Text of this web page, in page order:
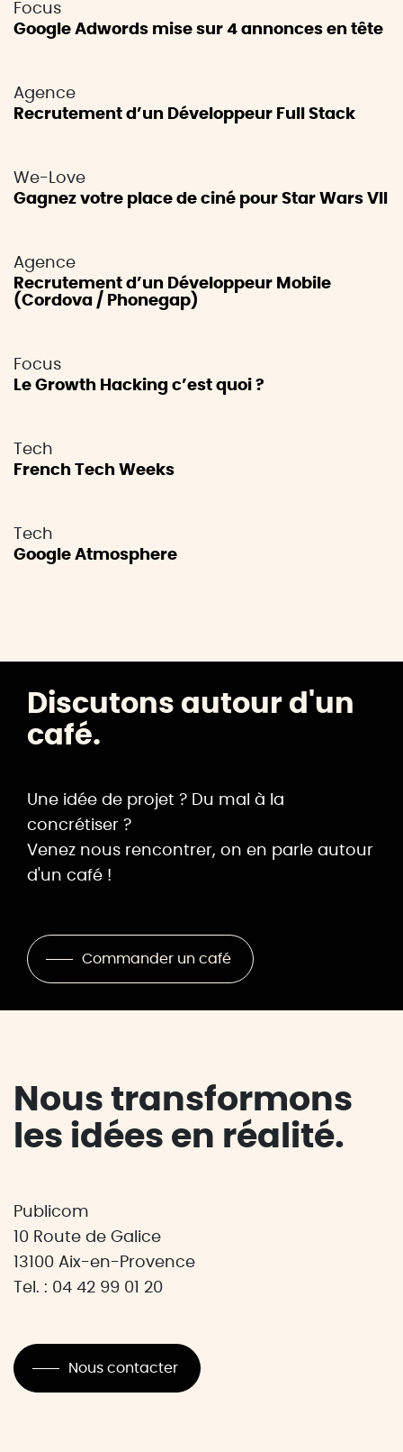
Focus
Google Adwords mise sur 4 annonces en tête
Agence
Recrutement d’un Développeur Full Stack
We-Love
Gagnez votre place de ciné pour Star Wars VII
Agence
Recrutement d’un Développeur Mobile
(Cordova / Phonegap)
Focus
Le Growth Hacking c’est quoi ?
Tech
French Tech Weeks
Tech
Google Atmosphere
Discutons autour d'un
café.
Une idée de projet ? Du mal à la
concrétiser ?
Venez nous rencontrer, on en parle autour
d'un café !
Commander un café
Nous transformons
les idées en réalité.
Publicom
10 Route de Galice
13100 Aix-en-Provence
Tel. : 04 42 99 01 20
Nous contacter